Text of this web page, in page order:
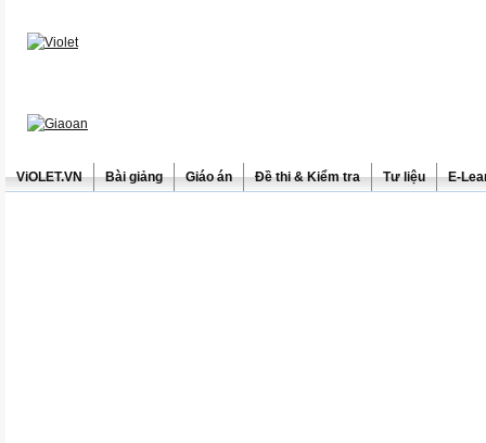
ViOLET.VN Bài giảng Giáo án Đề thi & Kiểm tra Tư liệu E-